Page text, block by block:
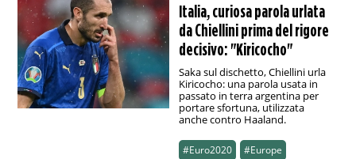
Italia, curiosa parola urlata
da Chiellini prima del rigore
decisivo: "Kiricocho"
Saka sul dischetto, Chiellini urla
Kiricocho: una parola usata in
passato in terra argentina per
portare sfortuna, utilizzata
anche contro Haaland.
#Euro2020
#Europe